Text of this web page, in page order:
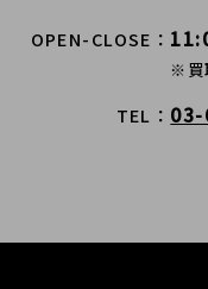
OPEN-CLOSE
※買
TEL